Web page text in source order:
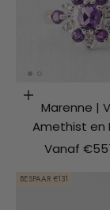
Opties kiezen
Marenne |
Amethist en
Cluster
Vanaf
BESPAAR €131